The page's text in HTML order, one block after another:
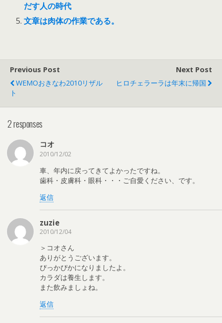
だす人の時代
文章は肉体の作業である。
Previous Post
WEMOおきなわ2010リザル
ト
Next Post
ヒロチェラーラは年末に帰国
2 responses
コオ
2010/12/02
車、年内に戻ってきてよかったですね。
歯科・皮膚科・眼科・・・ご自愛ください、です。
返信
zuzie
2010/12/04
＞コオさん
ありがとうございます。
ぴっかぴかになりましたよ。
カラダは養生します。
また飲みましょね。
返信